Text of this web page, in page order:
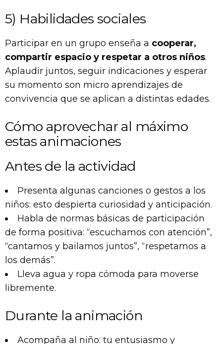
5) Habilidades sociales
Participar en un grupo enseña a cooperar,
compartir espacio y respetar a otros niños.
Aplaudir juntos, seguir indicaciones y esperar
su momento son micro aprendizajes de
convivencia que se aplican a distintas edades.
Cómo aprovechar al máximo
estas animaciones
Antes de la actividad
Presenta algunas canciones o gestos a los
niños: esto despierta curiosidad y anticipación.
Habla de normas básicas de participación
de forma positiva: “escuchamos con atención”,
“cantamos y bailamos juntos”, “respetamos a
los demás”.
Lleva agua y ropa cómoda para moverse
libremente.
Durante la animación
Acompaña al niño: tu entusiasmo y